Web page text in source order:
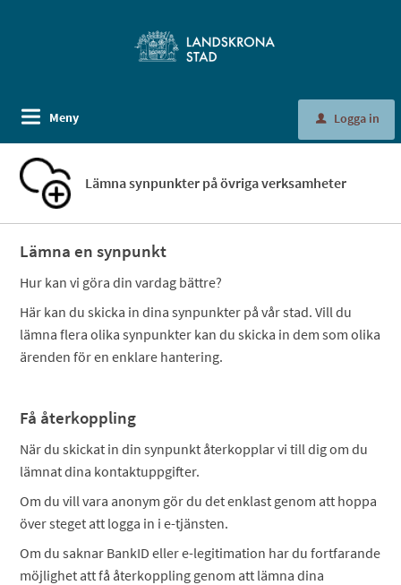
Meny u Logga in
Lämna synpunkter på övriga verksamheter
Lämna en synpunkt
Hur kan vi göra din vardag bättre?
Här kan du skicka in dina synpunkter på vår stad. Vill du
lämna flera olika synpunkter kan du skicka in dem som olika
ärenden för en enklare hantering.
Få återkoppling
När du skickat in din synpunkt återkopplar vi till dig om du
lämnat dina kontaktuppgifter.
Om du vill vara anonym gör du det enklast genom att hoppa
över steget att logga in i e-tjänsten.
Om du saknar BankID eller e-legitimation har du fortfarande
möjlighet att få återkoppling genom att lämna dina